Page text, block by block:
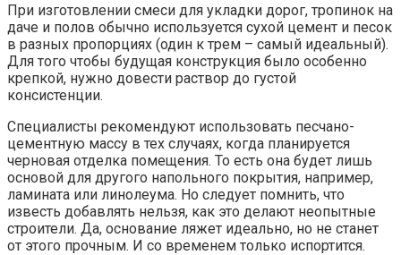
При изготовлении смеси для укладки дорог, тропинок на
даче и полов обычно используется сухой цемент и песок
в разных пропорциях (один к трем – самый идеальный).
Для того чтобы будущая конструкция было особенно
крепкой, нужно довести раствор до густой
консистенции.
Специалисты рекомендуют использовать песчано-
цементную массу в тех случаях, когда планируется
черновая отделка помещения. То есть она будет лишь
основой для другого напольного покрытия, например,
ламината или линолеума. Но следует помнить, что
известь добавлять нельзя, как это делают неопытные
строители. Да, основание ляжет идеально, но не станет
от этого прочным. И со временем только испортится.